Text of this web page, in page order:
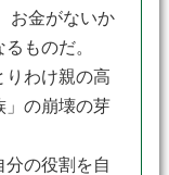
お金がないか
ものだ。
りわけ親の高
」の崩壊の芽
の役割を自